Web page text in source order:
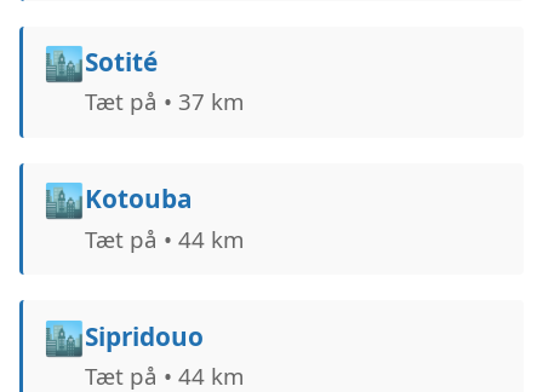
🏙️Sotité
Tæt på • 37 km
🏙️Kotouba
Tæt på • 44 km
🏙️Sipridouo
Tæt på • 44 km